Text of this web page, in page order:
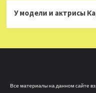
У модели и актрисы
Все материалы на данном сайте